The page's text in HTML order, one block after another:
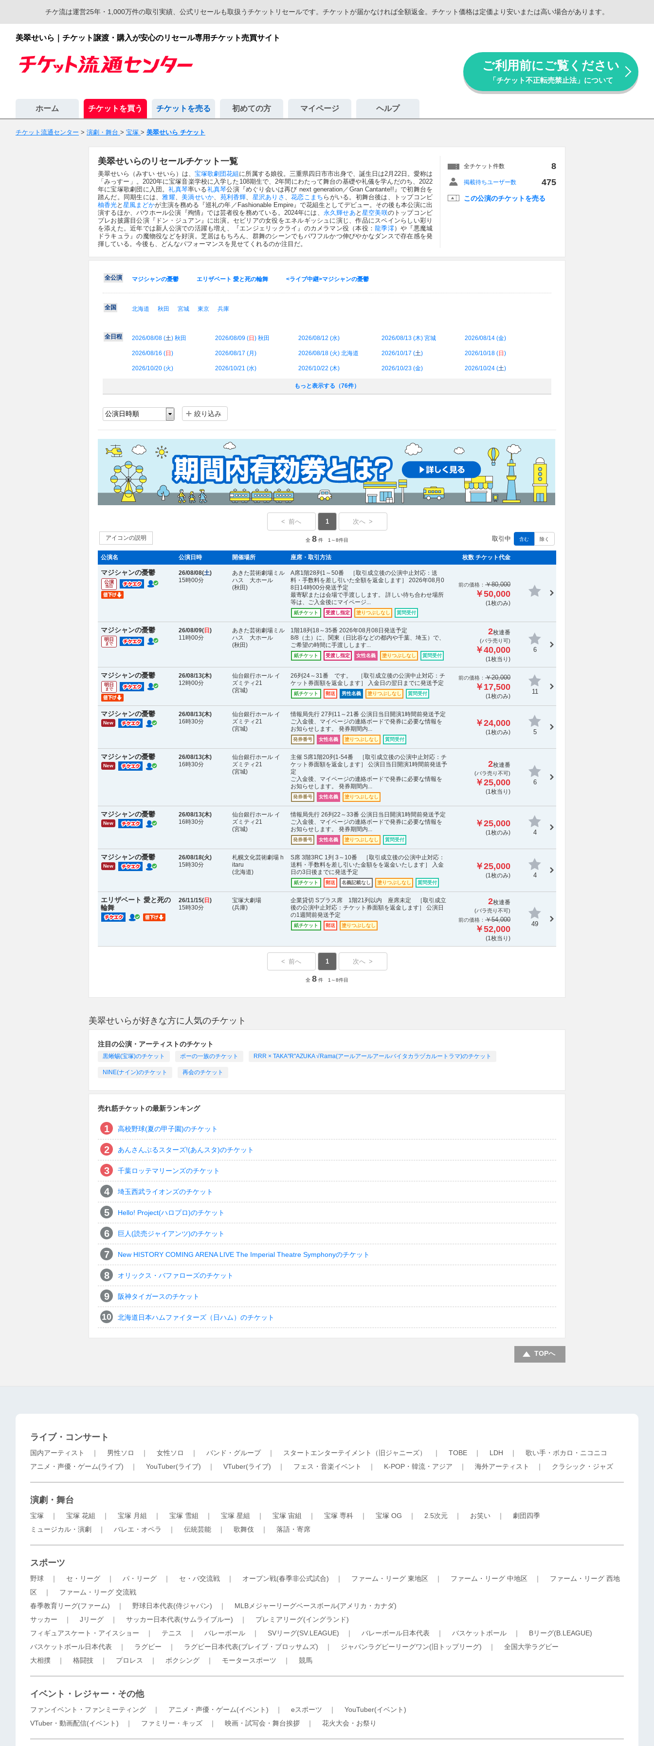
チケ流は運営25年・1,000万件の取引実績、公式リセールも取扱うチケットリセールです。チケットが届かなければ全額返金。チケット価格は定価より安いまたは高い場合があります。
美翠せいら｜チケット譲渡・購入が安心のリセール専用チケット売買サイト
ご利用前にご覧ください
「チケット不正転売禁止法」について
ホーム チケットを買う チケットを売る 初めての方 マイページ ヘルプ
チケット流通センター > 演劇・舞台 > 宝塚 > 美翠せいら チケット
美翠せいらのリセールチケット一覧
美翠せいら（みすい せいら）は、 宝塚歌劇団花組 に所属する娘役。三重県四日市市出身で、誕生日は2月22日。愛称は
「みっすー」。2020年に宝塚音楽学校に入学した108期生で、2年間にわたって舞台の基礎や礼儀を学んだのち、2022
年に宝塚歌劇団に入団。礼真琴率いる礼真琴公演『めぐり会いは再び next generation／Gran Cantante!!』で初舞台を
踏んだ。同期生には、雅耀、美渦せいか、 苑利香輝、 星沢ありさ 、花恋こまち らがいる。初舞台後は、トップコンビ
柚香光と星風まどかが主演を務める『巡礼の年／Fashionable Empire』で花組生としてデビュー。その後も本公演に出
演するほか、バウホール公演『殉情』では芸者役を務めている。2024年には、 永久輝せあ と星空美咲のトップコンビ
プレお披露目公演『ドン・ジュアン』に出演。セビリアの女役をエネルギッシュに演じ、作品にスペインらしい彩り
を添えた。近年では新人公演での活躍も増え、『エンジェリックライ』のカメラマン役（本役：龍季澪）や『悪魔城
ドラキュラ』の魔物役などを好演。芝居はもちろん、群舞のシーンでもパワフルかつ伸びやかなダンスで存在感を発
揮している。今後も、どんなパフォーマンスを見せてくれるのか注目だ。
全チケット件数 8
掲載待ちユーザー数 475
この公演のチケットを売る
全公演 マジシャンの憂鬱 エリザベート 愛と死の輪舞 <ライブ中継>マジシャンの憂鬱
全国 北海道 秋田 宮城 東京 兵庫
全日程 2026/08/08 (土) 秋田 2026/08/09 (日 ) 秋田 2026/08/12 (水) 2026/08/13 (木) 宮城 2026/08/14 (金)
2026/08/16 (日 ) 2026/08/17 (月 ) 2026/08/18 (火) 北海道 2026/10/17 (土) 2026/10/18 (日 )
2026/10/20 (火) 2026/10/21 (水) 2026/10/22 (木) 2026/10/23 (金) 2026/10/24 (土)
もっと表示する（76件）
絞り込み
アイコンの説明 取引中 含む 除く
< 前へ 1 次へ >
全 8 件 1～8件目
公演名 公演日時 開催場所 座席・取引方法 枚数 チケット代金
マジシャンの憂鬱
公演
当日
26/08/08(土)
15時00分
あきた芸術劇場ミル
ハス 大ホール
(秋田)
A席1階28列1～50番 ［取引成立後の公演中止対応：送
料・手数料を差し引いた全額を返金します］ 2026年08月0
8日14時00分発送予定
最寄駅または会場で手渡しします。 詳しい待ち合わせ場所
等は、ご入金後にマイページ...
紙チケット 受渡し指定 塗りつぶしなし 質問受付
前の価格： ￥80,000
￥50,000
(1枚のみ)
マジシャンの憂鬱
明日
まで
26/08/09( 日 )
11時00分
あきた芸術劇場ミル
ハス 大ホール
(秋田)
1階18列18～35番 2026年08月08日発送予定
8/8（土）に、関東（日比谷などの都内や千葉、埼玉）で、
ご希望の時間に手渡しします...
紙チケット 受渡し指定 女性名義 塗りつぶしなし 質問受付
2枚連番
(バラ売り可)
￥40,000
(1枚当り)
6
マジシャンの憂鬱
明日
まで
26/08/13(木)
12時00分
仙台銀行ホール イ
ズミティ21
(宮城)
26列24～31番 です。 ［取引成立後の公演中止対応：チ
ケット券面額を返金します］ 入金日の翌日までに発送予定
紙チケット 郵送 男性名義 塗りつぶしなし 質問受付
前の価格： ￥20,000
￥17,500
(1枚のみ)
11
マジシャンの憂鬱
New
26/08/13(木)
16時30分
仙台銀行ホール イ
ズミティ21
(宮城)
情報局先行 27列11～21番 公演日当日開演1時間前発送予定
ご入金後、マイページの連絡ボードで発券に必要な情報を
お知らせします。 発券期間内...
発券番号 女性名義 塗りつぶしなし 質問受付
￥24,000
(1枚のみ) 5
マジシャンの憂鬱
New
26/08/13(木)
16時30分
仙台銀行ホール イ
ズミティ21
(宮城)
主催 S席1階20列1-54番 ［取引成立後の公演中止対応：チ
ケット券面額を返金します］ 公演日当日開演1時間前発送予
定
ご入金後、マイページの連絡ボードで発券に必要な情報を
お知らせします。 発券期間内...
発券番号 女性名義 塗りつぶしなし
2枚連番
(バラ売り不可)
￥25,000
(1枚当り)
6
マジシャンの憂鬱
New
26/08/13(木)
16時30分
仙台銀行ホール イ
ズミティ21
(宮城)
情報局先行 26列22～33番 公演日当日開演1時間前発送予定
ご入金後、マイページの連絡ボードで発券に必要な情報を
お知らせします。 発券期間内...
発券番号 女性名義 塗りつぶしなし 質問受付
￥25,000
(1枚のみ) 4
マジシャンの憂鬱
New
26/08/18(火)
15時30分
札幌文化芸術劇場 h
itaru
(北海道)
S席 3階3RC 1列 3～10番 ［取引成立後の公演中止対応：
送料・手数料を差し引いた金額をを返金いたします］ 入金
日の3日後までに発送予定
紙チケット 郵送 名義記載なし 塗りつぶしなし 質問受付
￥25,000
(1枚のみ) 4
エリザベート 愛と死の
輪舞
26/11/15( 日 )
15時30分
宝塚大劇場
(兵庫)
企業貸切 Sプラス席 1階21列以内 座席未定 ［取引成立
後の公演中止対応：チケット券面額を返金します］ 公演日
の1週間前発送予定
紙チケット 郵送 塗りつぶしなし
2枚連番
(バラ売り不可)
前の価格： ￥54,000
￥52,000
(1枚当り)
49
< 前へ 1 次へ >
全 8 件 1～8件目
美翠せいらが好きな方に人気のチケット
注目の公演・アーティストのチケット
黒蜥蜴(宝塚)のチケット ポーの一族のチケット RRR × TAKA"R"AZUKA √Rama(アールアールアールバイタカラヅカルートラマ)のチケット
NINE(ナイン)のチケット 再会のチケット
売れ筋チケットの最新ランキング
高校野球(夏の甲子園)のチケット
あんさんぶるスターズ!(あんスタ)のチケット
千葉ロッテマリーンズのチケット
埼玉西武ライオンズのチケット
Hello! Project(ハロプロ)のチケット
巨人(読売ジャイアンツ)のチケット
New HISTORY COMING ARENA LIVE The Imperial Theatre Symphonyのチケット
オリックス・バファローズのチケット
阪神タイガースのチケット
北海道日本ハムファイターズ（日ハム）のチケット
TOPへ
ライブ・コンサート
国内アーティスト ｜ 男性ソロ ｜ 女性ソロ ｜ バンド・グループ｜ スタートエンターテイメント（旧ジャニーズ） ｜ TOBE ｜ LDH ｜ 歌い手・ボカロ・ニコニコ
アニメ・声優・ゲーム(ライブ) ｜ YouTuber(ライブ) ｜ VTuber(ライブ) ｜ フェス・音楽イベント ｜ K-POP・韓流・アジア ｜ 海外アーティスト ｜ クラシック・ジャズ
演劇・舞台
宝塚 ｜ 宝塚 花組 ｜ 宝塚 月組 ｜ 宝塚 雪組 ｜ 宝塚 星組 ｜ 宝塚 宙組 ｜ 宝塚 専科 ｜ 宝塚 OG ｜ 2.5次元 ｜ お笑い ｜ 劇団四季
ミュージカル・演劇
｜ バレエ・オペラ ｜ 伝統芸能 ｜ 歌舞伎 ｜ 落語・寄席
スポーツ
野球 ｜ セ・リーグ ｜ パ・リーグ ｜ セ・パ交流戦 ｜ オープン戦(春季非公式試合) ｜ ファーム・リーグ 東地区 ｜ ファーム・リーグ 中地区 ｜ ファーム・リーグ 西地
区 ｜ ファーム・リーグ 交流戦
春季教育リーグ(ファーム) ｜ 野球日本代表(侍ジャパン) ｜ MLBメジャーリーグベースボール(アメリカ・カナダ)
サッカー ｜ Jリーグ ｜ サッカー日本代表(サムライブルー) ｜ プレミアリーグ(イングランド)
フィギュアスケート・アイスショー ｜ テニス ｜ バレーボール ｜ SVリーグ(SV.LEAGUE) ｜ バレーボール日本代表 ｜ バスケットボール ｜ Bリーグ(B.LEAGUE)
バスケットボール日本代表 ｜ ラグビー ｜ ラグビー日本代表(ブレイブ・ブロッサムズ) ｜ ジャパンラグビーリーグワン(旧トップリーグ) ｜ 全国大学ラグビー
大相撲 ｜ 格闘技 ｜ プロレス ｜ ボクシング ｜ モータースポーツ ｜ 競馬
イベント・レジャー・その他
ファンイベント・ファンミーティング ｜ アニメ・声優・ゲーム(イベント) ｜ eスポーツ ｜ YouTuber(イベント)
VTuber・動画配信(イベント) ｜ ファミリー・キッズ ｜ 映画・試写会・舞台挨拶 ｜ 花火大会・お祭り